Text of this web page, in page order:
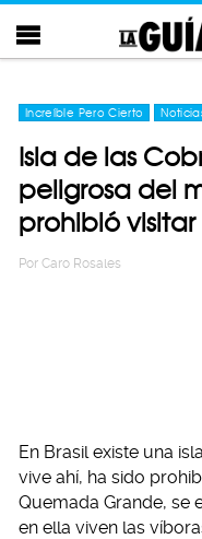
Increíble Pero Cierto
Isla de las
peligrosa del
prohibió visitar
Por Caro Rosales
En Brasil existe una
vive ahí, ha sido
Quemada Grande, se
en ella viven las